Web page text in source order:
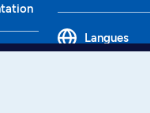
Langues